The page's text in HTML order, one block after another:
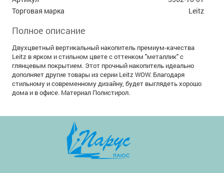
Торговая марка
Leitz
Полное описание
Двухцветный вертикальный накопитель премиум-качества
Leitz в ярком и стильном цвете с оттенком "металлик" с
глянцевым покрытием. Этот прочный накопитель идеально
дополняет другие товары из серии Leitz WOW. Благодаря
стильному и современному дизайну, будет выглядеть хорошо
дома и в офисе. Материал Полистирол.